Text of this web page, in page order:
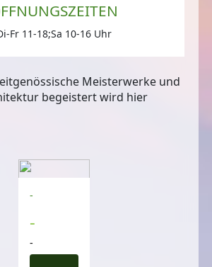
Fr 11-18;Sa 10-16 Uhr
Meisterwerke und
begeistert wird hier
-
-
-